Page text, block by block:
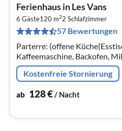
Ferienhaus in Les Vans
6 Gäste120 m22 Schlafzimmer
57 Bewertungen
Parterre: (offene
Kaffeemaschine, Backofen,
Kühl-/Gefrierkombination),
Sitzecke)
Kostenfreie Stornierung
ab 128€/ Nacht